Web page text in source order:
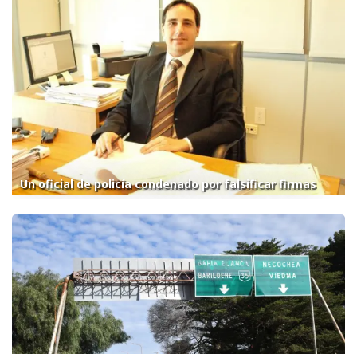
Un oficial de policía condenado por falsificar firmas